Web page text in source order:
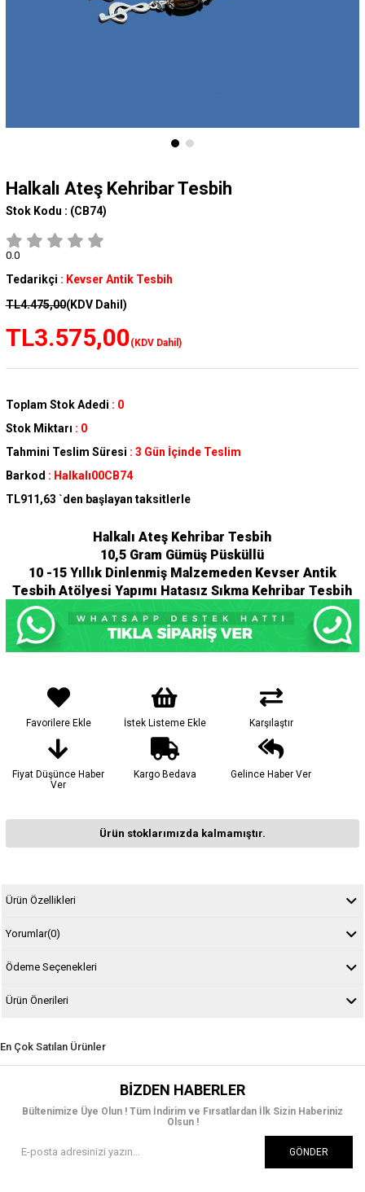
Halkalı Ateş Kehribar Tesbih
Stok Kodu : (CB74)
0.0
Tedarikçi : Kevser Antik Tesbih
TL4.475,00(KDV Dahil)
TL3.575,00(KDV Dahil)
Toplam Stok Adedi : 0
Stok Miktarı : 0
Tahmini Teslim Süresi : 3 Gün İçinde Teslim
Barkod : Halkalı00CB74
TL911,63 `den başlayan taksitlerle
Halkalı Ateş Kehribar Tesbih
10,5 Gram Gümüş Püsküllü
10 -15 Yıllık Dinlenmiş Malzemeden Kevser Antik
Tesbih Atölyesi Yapımı Hatasız Sıkma Kehribar Tesbih
Favorilere Ekle İstek Listeme Ekle Karşılaştır
Fiyat Düşünce Haber
Ver
Kargo Bedava Gelince Haber Ver
Ürün stoklarımızda kalmamıştır.
Ürün Özellikleri
Yorumlar(0)
Ödeme Seçenekleri
Ürün Önerileri
En Çok Satılan Ürünler
BIZDEN HABERLER
Bültenimize Üye Olun ! Tüm İndirim ve Fırsatlardan İlk Sizin Haberiniz
Olsun !
GÖNDER